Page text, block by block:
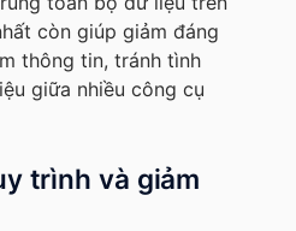
còn giúp giảm đáng
thông tin, tránh tình
giữa nhiều công cụ
trình và giảm